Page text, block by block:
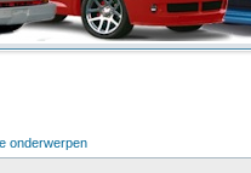
onderwerpen